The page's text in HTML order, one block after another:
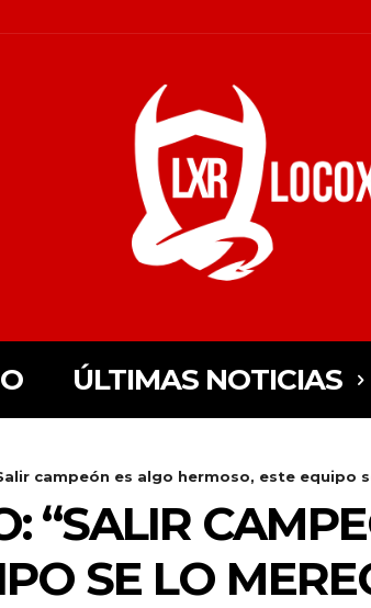
ÚLTIMAS NOTICIAS
campeón es algo hermoso, este equipo
“SALIR
SE LO